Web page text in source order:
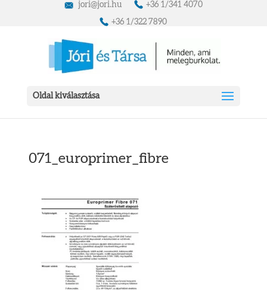
jori@jori.hu +36 1/341 4070
+36 1/322 7890
Oldal kiválasztása
071_europrimer_fibre